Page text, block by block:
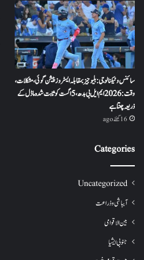
سائنس و ٹیکنالوجی: بلیو جیز بمقابلہ ایسٹروز پیشن گوئی، مشکلات،
وقت: 2026 ایم ایل بی بدھ، 5 اگست کو ثابت شدہ ماڈل کے
ذریعہ چنتا ہے
16 گھنٹے ago
Categories
Uncategorized
آبباشی وذراعت
بین الاقوامی
جنوبی ایشیا